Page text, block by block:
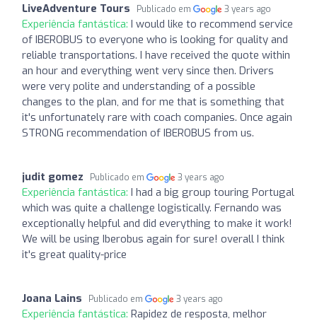
LiveAdventure Tours Publicado em 3 years ago
Experiência fantástica: I would like to recommend service
of IBEROBUS to everyone who is looking for quality and
reliable transportations. I have received the quote within
an hour and everything went very since then. Drivers
were very polite and understanding of a possible
changes to the plan, and for me that is something that
it's unfortunately rare with coach companies. Once again
STRONG recommendation of IBEROBUS from us.
judit gomez Publicado em 3 years ago
Experiência fantástica: I had a big group touring Portugal
which was quite a challenge logistically. Fernando was
exceptionally helpful and did everything to make it work!
We will be using Iberobus again for sure! overall I think
it's great quality-price
Joana Lains Publicado em 3 years ago
Experiência fantástica: Rapidez de resposta, melhor